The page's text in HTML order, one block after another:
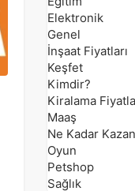
Elektronik
Genel
İnşaat Fiyatları
Keşfet
Kimdir?
Kiralama
Maaş
Ne Kadar
Oyun
Petshop
Sağlık